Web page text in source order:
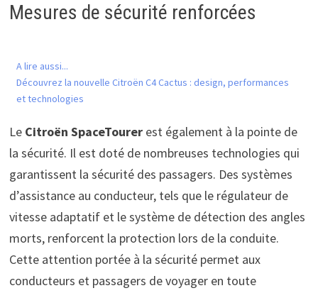
Mesures de sécurité renforcées
A lire aussi...
Découvrez la nouvelle Citroën C4 Cactus : design, performances
et technologies
Le Citroën SpaceTourerest également à la pointe de
la sécurité. Il est doté de nombreuses technologies qui
garantissent la sécurité des passagers. Des systèmes
d’assistance au conducteur, tels que le régulateur de
vitesse adaptatif et le système de détection des angles
morts, renforcent la protection lors de la conduite.
Cette attention portée à la sécurité permet aux
conducteurs et passagers de voyager en toute